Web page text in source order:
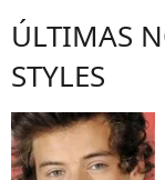
ÚLTIMAS
STYLES